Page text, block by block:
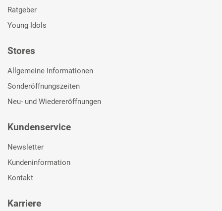
Ratgeber
Young Idols
Stores
Allgemeine Informationen
Sonderöffnungszeiten
Neu- und Wiedereröffnungen
Kundenservice
Newsletter
Kundeninformation
Kontakt
Karriere